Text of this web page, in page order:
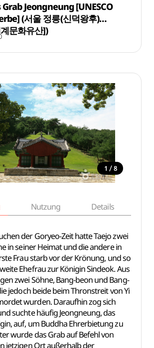
Jeongneung [UNESCO
(서울 정릉(신덕왕후)
문화유산])
1 / 8
Nutzung Details
der Goryeo-Zeit hatte Taejo zwei
in seiner Heimat und die andere in
Frau starb vor der Krönung, und so
Ehefrau zur Königin Sindeok. Aus
zwei Söhne, Bang-beon und Bang-
jedoch beide beim Thronstreit von Yi
wurden. Daraufhin zog sich
suchte häufig Jeongneung, das
auf, um Buddha Ehrerbietung zu
wurde das Grab auf Befehl von
jetzigen Ort außerhalb der